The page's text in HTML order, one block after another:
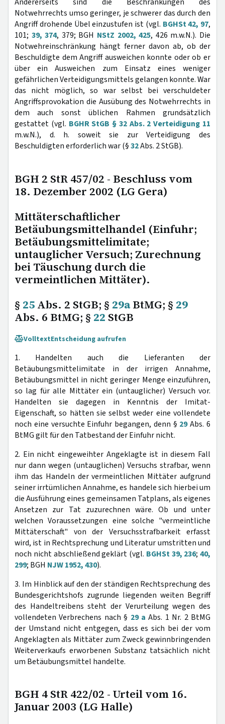
Andererseits sind die Beschränkungen des
Notwehrrechts umso geringer, je schwerer das durch den
Angriff drohende Übel einzustufen ist (vgl. BGHSt 42, 97,
101; 39, 374, 379; BGH NStZ 2002, 425, 426 m.w.N.). Die
Notwehreinschränkung hängt ferner davon ab, ob der
Beschuldigte dem Angriff ausweichen konnte oder ob er
über ein Ausweichen zum Einsatz eines weniger
gefährlichen Verteidigungsmittels gelangen konnte. War
das nicht möglich, so war selbst bei verschuldeter
Angriffsprovokation die Ausübung des Notwehrrechts in
dem auch sonst üblichen Rahmen grundsätzlich
gestattet (vgl. BGHR StGB § 32 Abs. 2 Verteidigung 11
m.w.N.), d. h. soweit sie zur Verteidigung des
Beschuldigten erforderlich war (§32Abs. 2 StGB).
BGH 2 StR 457/02 - Beschluss vom
18. Dezember 2002 (LG Gera)
Mittäterschaftlicher
Betäubungsmittelhandel (Einfuhr;
Betäubungsmittelimitate;
untauglicher Versuch; Zurechnung
bei Täuschung durch die
vermeintlichen Mittäter).
§ 25 Abs. 2 StGB; § 29aBtMG; § 29
Abs. 6 BtMG; § 22 StGB
VolltextEntscheidung aufrufen
1. Handelten auch die Lieferanten der
Betäubungsmittelimitate in der irrigen Annahme,
Betäubungsmittel in nicht geringer Menge einzuführen,
so lag für alle Mittäter ein (untauglicher) Versuch vor.
Handelten sie dagegen in Kenntnis der Imitat-
Eigenschaft, so hätten sie selbst weder eine vollendete
noch eine versuchte Einfuhr begangen, denn § 29Abs. 6
BtMG gilt für den Tatbestand der Einfuhr nicht.
2. Ein nicht eingeweihter Angeklagte ist in diesem Fall
nur dann wegen (untauglichen) Versuchs strafbar, wenn
ihm das Handeln der vermeintlichen Mittäter aufgrund
seiner irrtümlichen Annahme, es handele sich hierbei um
die Ausführung eines gemeinsamen Tatplans, als eigenes
Ansetzen zur Tat zuzurechnen wäre. Ob und unter
welchen Voraussetzungen eine solche "vermeintliche
Mittäterschaft" von der Versuchsstrafbarkeit erfasst
wird, ist in Rechtsprechung und Literatur umstritten und
noch nicht abschließend geklärt (vgl. BGHSt 39, 236; 40,
299; BGH NJW 1952, 430).
3. Im Hinblick auf den der ständigen Rechtsprechung des
Bundesgerichtshofs zugrunde liegenden weiten Begriff
des Handeltreibens steht der Verurteilung wegen des
vollendeten Verbrechens nach § 29 a Abs. 1 Nr. 2 BtMG
der Umstand nicht entgegen, dass es sich bei der vom
Angeklagten als Mittäter zum Zweck gewinnbringenden
Weiterverkaufs erworbenen Substanz tatsächlich nicht
um Betäubungsmittel handelte.
BGH 4 StR 422/02 - Urteil vom 16.
Januar 2003 (LG Halle)